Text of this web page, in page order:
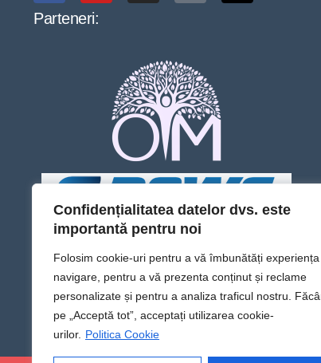
Confidențialitatea datelor dvs. este
importantă pentru noi
Folosim cookie-uri pentru a vă îmbunătăți
navigare, pentru a vă prezenta conținut și reclame
personalizate și pentru a analiza traficul nostru.
pe „Acceptă tot”, acceptați utilizarea cookie-
urilor. Politica Cookie
Parteneri: